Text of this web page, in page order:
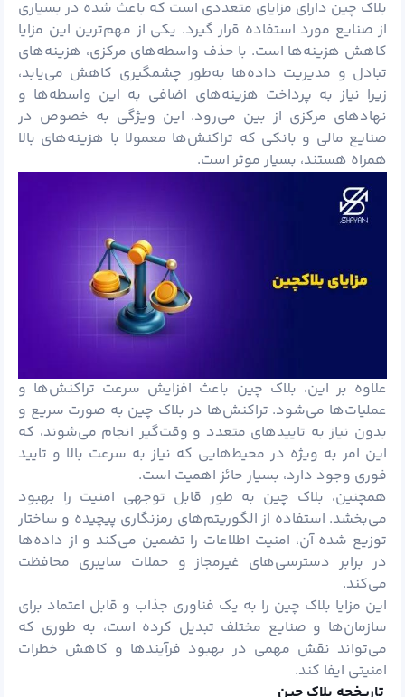
بلاک چین دارای مزایای متعددی است که باعث شده در بسیاری
از صنایع مورد استفاده قرار گیرد. یکی از مهم‌ترین این مزایا
کاهش هزینه‌ها است. با حذف واسطه‌های مرکزی، هزینه‌های
تبادل و مدیریت داده‌ها به‌طور چشمگیری کاهش می‌یابد،
زیرا نیاز به پرداخت هزینه‌های اضافی به این واسطه‌ها و
نهادهای مرکزی از بین می‌رود. این ویژگی به خصوص در
صنایع مالی و بانکی که تراکنش‌ها معمولا با هزینه‌های بالا
همراه هستند، بسیار موثر است.
علاوه بر این، بلاک چین باعث افزایش سرعت تراکنش‌ها و
عملیات‌ها می‌شود. تراکنش‌ها در بلاک چین به صورت سریع و
بدون نیاز به تاییدهای متعدد و وقت‌گیر انجام می‌شوند، که
این امر به ویژه در محیط‌هایی که نیاز به سرعت بالا و تایید
فوری وجود دارد، بسیار حائز اهمیت است.
همچنین، بلاک چین به طور قابل توجهی امنیت را بهبود
می‌بخشد. استفاده از الگوریتم‌های رمزنگاری پیچیده و ساختار
توزیع شده آن، امنیت اطلاعات را تضمین می‌کند و از داده‌ها
در برابر دسترسی‌های غیرمجاز و حملات سایبری محافظت
می‌کند.
این مزایا بلاک چین را به یک فناوری جذاب و قابل اعتماد برای
سازمان‌ها و صنایع مختلف تبدیل کرده است، به طوری که
می‌تواند نقش مهمی در بهبود فرآیندها و کاهش خطرات
امنیتی ایفا کند.